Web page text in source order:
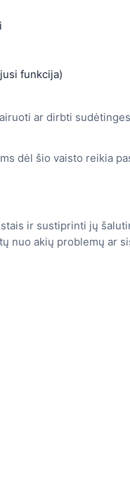
funkcija)
ar dirbti
dėl šio vaisto reikia
ir sustiprinti jų
nuo akių problemų ar